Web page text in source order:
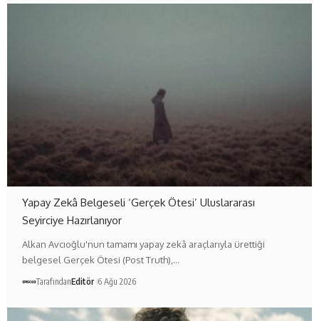
Yapay Zekâ Belgeseli ‘Gerçek Ötesi’ Uluslararası
Seyirciye Hazırlanıyor
Alkan Avcıoğlu'nun tamamı yapay zekâ araçlarıyla ürettiği
belgesel Gerçek Ötesi (Post Truth),…
TarafındanEditör 6 Ağu 2026